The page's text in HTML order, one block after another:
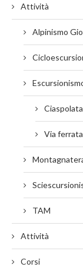
Attività
Alpinismo
Ciaspolata
Via ferrata
TAM
Attività
Corsi